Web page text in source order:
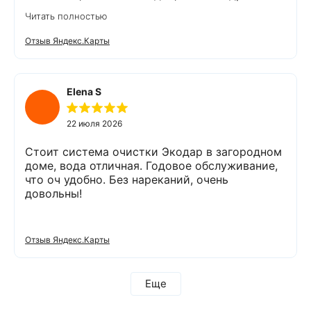
подобрать оптимальный вариант, пригласил в
офис для заключения договора. Оборудование
«Экодар компакт», которое я поставил,
существенно снизило жесткость воды,
убрало посторонние запахи. Вода стала
мягкой и приятной на вкус. Полностью
доволен сотрудничеством с Компанией
«Экодар». Рекомендую.
Читать полностью
Отзыв Яндекс.Карты
Elena S
22 июля 2026
Стоит система очистки Экодар в загородном
доме, вода отличная. Годовое обслуживание,
что оч удобно. Без нареканий, очень
довольны!
Отзыв Яндекс.Карты
Еще